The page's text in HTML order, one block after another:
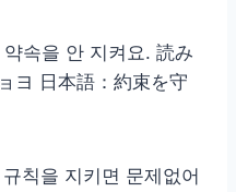
속을 안 지켜요. 読み
ヨ 日本語：約束を守
칙을 지키면 문제없어